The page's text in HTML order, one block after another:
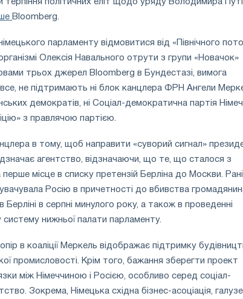
терпіння політичних еліт щодо уряду Володимира
Bloomberg.
парламенту відмовитися від «Північного
Олексія Навального отрути з групи «Новачок»
трьох джерел Bloomberg в Бундестазі, вимога
не підтримають ні блок канцлера ФРН Ангели
демократів, ні Соціал-демократична партія
з правлячою партією.
в тому, щоб направити «суворий сигнал»
агентство, відзначаючи, що те, що сталося з
місце в списку претензій Берліна до Москви.
Росію в причетності до вбивства
в Берліні в серпні минулого року, а також в проведенні
нижньої палати парламенту.
в коаліції Меркель відображає підтримку
промисловості. Крім того, бажання зберегти проект
між Німеччиною і Росією, особливо серед соціал-
Зокрема, Німецька східна бізнес-асоціація,